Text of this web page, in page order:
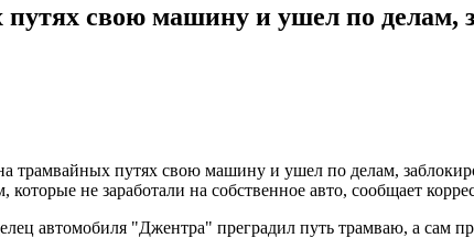
свою машину и ушел по делам,
трамвайных путях свою машину и ушел по делам,
не заработали на собственное авто, сообщает
автомобиля "Джентра" преградил путь трамваю, а сам